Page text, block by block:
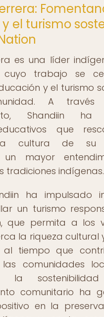
el turismo
es una líder
cuyo trabajo se
y el turismo
A
Shandiin ha
que
cultura de su
un mayor
tradiciones indígenas.
ha impulsado
un turismo
que permita a los
la riqueza cultural
tiempo que
comunidades
la
comunitario ha
en la